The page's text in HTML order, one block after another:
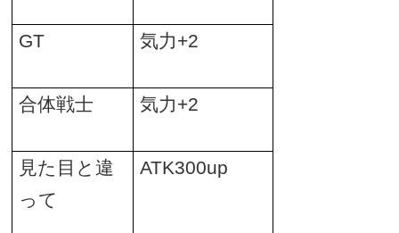
GT 気力+2
合体戦士 気力+2
見た目と違
って
ATK300up